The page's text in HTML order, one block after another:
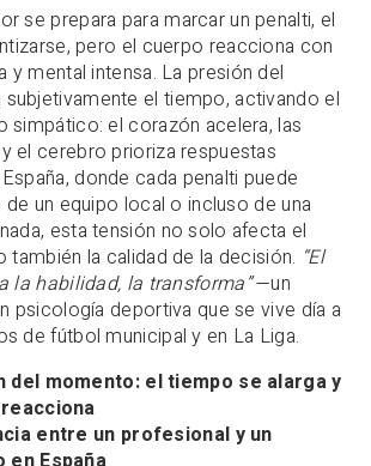
se prepara para marcar un penalti, el
pero el cuerpo reacciona con
y mental intensa. La presión del
el tiempo, activando el
simpático: el corazón acelera, las
el cerebro prioriza respuestas
donde cada penalti puede
un equipo local o incluso de una
esta tensión no solo afecta el
también la calidad de la decisión. “El
la habilidad, la transforma”—un
psicología deportiva que se vive día a
de fútbol municipal y en La Liga.
del momento: el tiempo se alarga y
entre un profesional y un